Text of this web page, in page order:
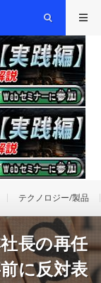
テクノロジー/製品
長の再任
に反対表